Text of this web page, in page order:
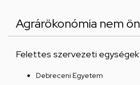
Agrárökonómia nem
Felettes szervezeti egységek
Debreceni Egyetem